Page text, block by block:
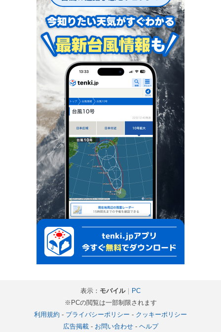
表示： モバイル｜ PC
※PCの閲覧は一部制限されます
利用規約 - プライバシーポリシー - クッキーポリシー
広告掲載- お問い合わせ- ヘルプ